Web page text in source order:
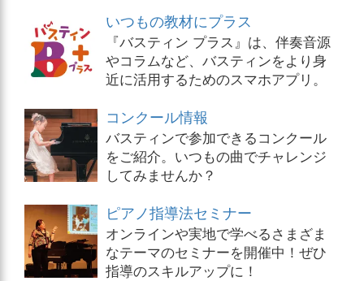
いつもの教材にプラス
『バスティン プラス』は、伴奏音源
やコラムなど、バスティンをより身
近に活用するためのスマホアプリ。
コンクール情報
バスティンで参加できるコンクール
をご紹介。いつもの曲でチャレンジ
してみませんか？
ピアノ指導法セミナー
オンラインや実地で学べるさまざま
なテーマのセミナーを開催中！ぜひ
指導のスキルアップに！